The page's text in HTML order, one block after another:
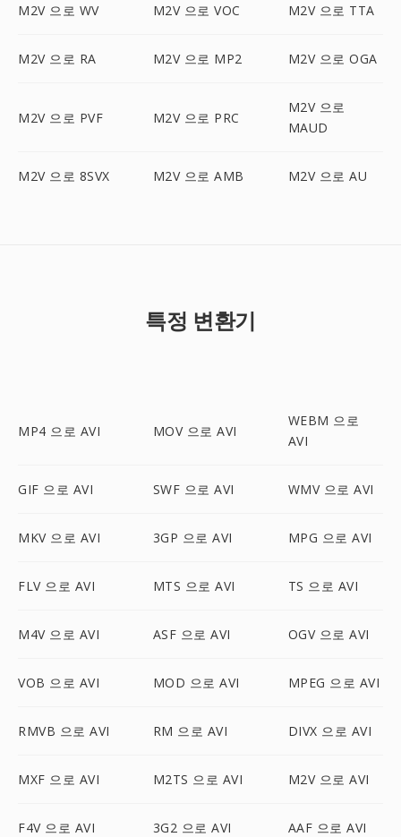
M2V 으로 WV M2V 으로 VOC M2V 으로 TTA
M2V 으로 RA M2V 으로 MP2 M2V 으로 OGA
M2V 으로 PVF M2V 으로 PRC
M2V 으로
MAUD
M2V 으로 8SVX M2V 으로 AMB M2V 으로 AU
특정 변환기
MP4 으로 AVI MOV 으로 AVI
WEBM 으로
AVI
GIF 으로 AVI SWF 으로 AVI WMV 으로 AVI
MKV 으로 AVI 3GP 으로 AVI MPG 으로 AVI
FLV 으로 AVI MTS 으로 AVI TS 으로 AVI
M4V 으로 AVI ASF 으로 AVI OGV 으로 AVI
VOB 으로 AVI MOD 으로 AVI MPEG 으로 AVI
RMVB 으로 AVI RM 으로 AVI DIVX 으로 AVI
MXF 으로 AVI M2TS 으로 AVI M2V 으로 AVI
F4V 으로 AVI 3G2 으로 AVI AAF 으로 AVI